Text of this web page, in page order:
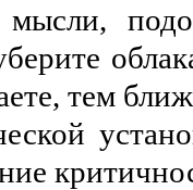
мысли,
тем